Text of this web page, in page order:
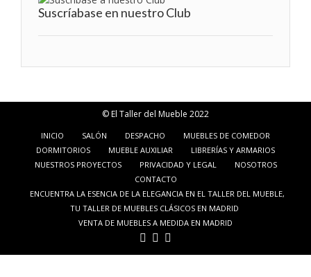
Suscríabase en nuestro Club
© El Taller del Mueble 2022
INICIO SALÓN DESPACHO
MUEBLES DE COMEDOR
DORMITORIOS
MUEBLE AUXILIAR
LIBRERÍAS Y ARMARIOS
NUESTROS PROYECTOS
PRIVACIDAD Y LEGAL
NOSOTROS
CONTACTO
ENCUENTRA LA ESENCIA DE LA ELEGANCIA EN EL TALLER DEL MUEBLE,
TU TALLER DE MUEBLES CLÁSICOS EN MADRID
VENTA DE MUEBLES A MEDIDA EN MADRID